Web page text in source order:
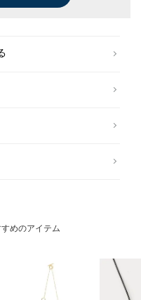
めのアイテム